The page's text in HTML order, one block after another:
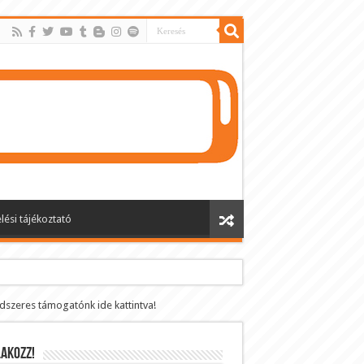
tájékoztató
támogatónk ide kattintva!